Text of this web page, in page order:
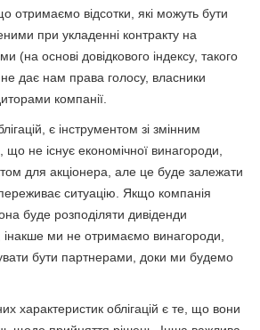
отримаємо відсотки, які можуть бути
при укладенні контракту на
(на основі довідкового індексу, такого
дає нам права голосу, власники
компанії.
є інструментом зі змінним
не існує економічної винагороди,
для акціонера, але це буде залежати
ситуацію. Якщо компанія
буде розподіляти дивіденди
інакше ми не отримаємо винагороди,
бути партнерами, доки ми будемо
характеристик облігацій є те, що вони